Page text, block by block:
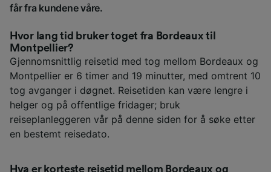
får fra kundene våre.
Hvor lang tid bruker toget fra Bordeaux til
Montpellier?
Gjennomsnittlig reisetid med tog mellom Bordeaux og
Montpellier er 6 timer and 19 minutter, med omtrent 10
tog avganger i døgnet. Reisetiden kan være lengre i
helger og på offentlige fridager; bruk
reiseplanleggeren vår på denne siden for å søke etter
en bestemt reisedato.
Hva er korteste reisetid mellom Bordeaux og